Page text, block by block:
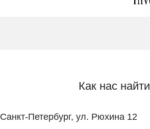
Как нас найти
Санкт-Петербург, ул. Рюхина 12